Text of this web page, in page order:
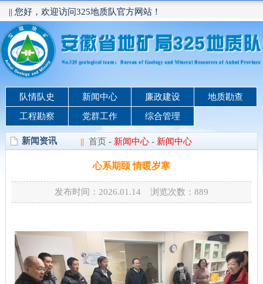
|| 您好，欢迎访问325地质队官方网站！
队情队史 新闻中心 廉政建设 地质勘查
工程勘察 党群工作 综合管理
新闻资讯 || 首页 - 新闻中心 - 新闻中心
心系期颐 情暖岁寒
发布时间：2026.01.14 浏览次数： 889